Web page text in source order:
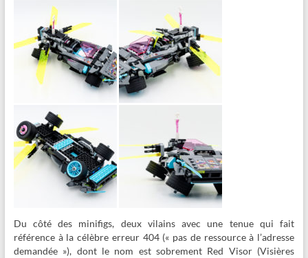
Du côté des minifigs, deux vilains avec une tenue qui fait
référence à la célèbre erreur 404 (« pas de ressource à l’adresse
demandée »), dont le nom est sobrement Red Visor (Visières